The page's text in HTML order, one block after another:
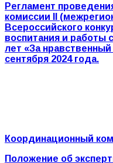
Регламент
комиссии
II
Всероссийского
воспитания и
лет «За
сентября 2024 года.
Координационный
Положение об